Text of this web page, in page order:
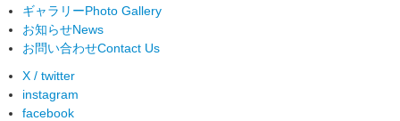
ギャラリーPhoto Gallery
お知らせNews
お問い合わせContact Us
X / twitter
instagram
facebook